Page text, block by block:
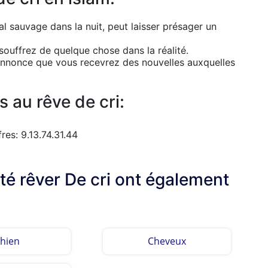
sauvage dans la nuit, peut laisser présager un
de quelque chose dans la réalité.
que vous recevrez des nouvelles auxquelles
au rêve de cri:
9.13.74.31.44
rêver De cri ont également
Cheveux